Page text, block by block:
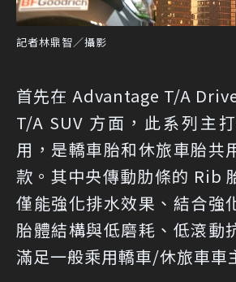
記者林鼎智／攝影
首先在 Advantage T/A
T/A SUV 方面，此系列主
用，是轎車胎和休旅車胎共
款。其中央傳動肋條的 Rib
僅能強化排水效果、結合強
胎體結構與低磨耗、低滾動
滿足一般乘用轎車/休旅車車